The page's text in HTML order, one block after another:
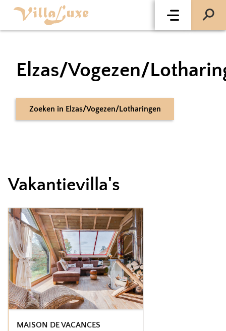
Elzas/Vogezen/
Zoeken in Elzas/Vogezen/Lotharingen
Vakantievilla's
MAISON DE VACANCES